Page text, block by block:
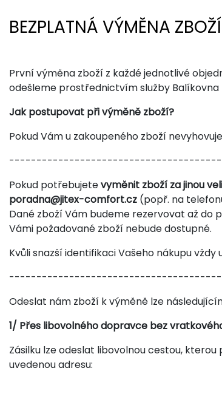
BEZPLATNÁ VÝMĚNA ZBOŽÍ
První výměna zboží z každé jednotlivé
odešleme prostřednictvím služby
Jak postupovat při výměně zboží?
Pokud Vám u zakoupeného zboží
Pokud potřebujetevyměnit zboží za jinou
poradna@jitex-comfort.cz (popř. na
Dané zboží Vám budeme rezervovat až do
Vámi požadované zboží nebude dostupné.
Kvůli snazší identifikaci Vašeho nákupu
Odeslat nám zboží k výměně lze
1/ Přes libovolného dopravce bez
Zásilku lze odeslat libovolnou cestou,
uvedenou adresu: